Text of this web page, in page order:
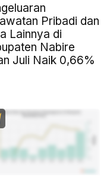
Pribadi dan
Lainnya di
Nabire
Juli Naik 0,66%